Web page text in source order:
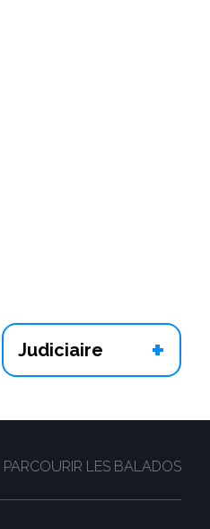
Judiciaire +
PARCOURIR LES BALADOS